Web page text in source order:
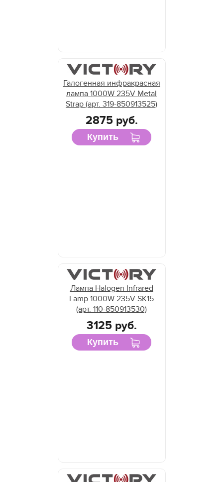
Галогенная инфракрасная
лампа 1000W 235V Metal
Strap (арт. 319-850913525)
2875 руб.
Купить
Лампа Halogen Infrared
Lamp 1000W 235V SK15
(арт. 110-850913530)
3125 руб.
Купить